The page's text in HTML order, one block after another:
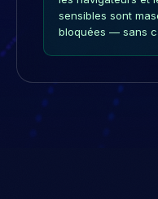
sensibles sont
bloquées — sans